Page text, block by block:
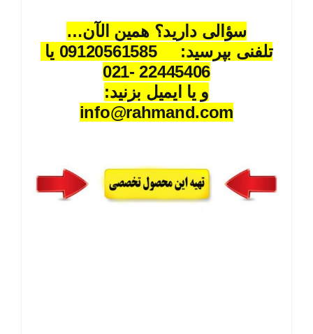
سؤالی دارید؟ همین الآن…
تلفنی بپرسید: 09120561585 یا
22445406 -021
و یا ایمیل بزنید:
info@rahmand.com